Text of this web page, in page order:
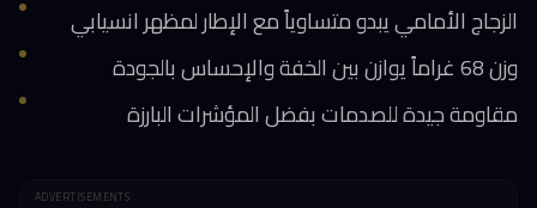
الزجاج الأمامي يبدو متساوياً مع الإطار لمظهر انسيابي
وزن 68 غراماً يوازن بين الخفة والإحساس بالجودة
مقاومة جيدة للصدمات بفضل المؤشرات البارزة
ADVERTISEMENTS